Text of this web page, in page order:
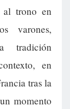
al trono en
varones,
tradición
en
tras la
momento